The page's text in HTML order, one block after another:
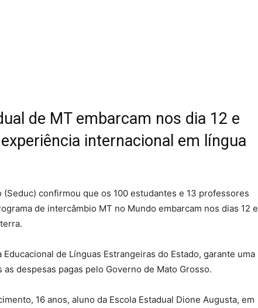
de MT embarcam nos dia 12 e
internacional em língua
(Seduc) confirmou que os 100 estudantes e 13 professores
de intercâmbio MT no Mundo embarcam nos dias 12 e
de Línguas Estrangeiras do Estado, garante uma
despesas pagas pelo Governo de Mato Grosso.
16 anos, aluno da Escola Estadual Dione Augusta, em